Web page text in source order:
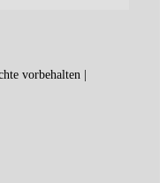
vorbehalten |